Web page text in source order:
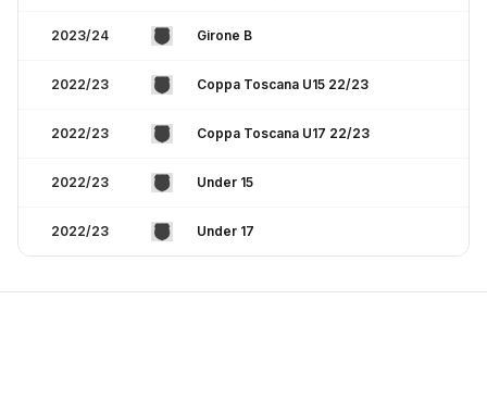
2023/24 Girone B
2022/23 Coppa Toscana U15 22/23
2022/23 Coppa Toscana U17 22/23
2022/23 Under 15
2022/23 Under 17